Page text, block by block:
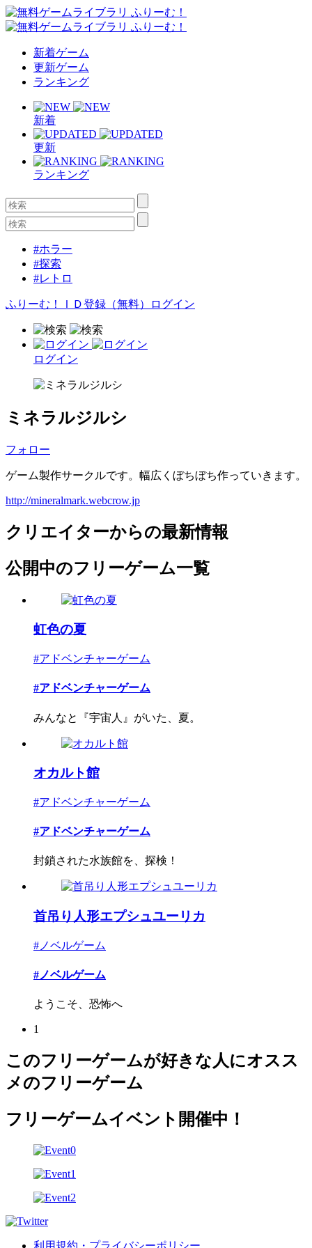
新着ゲーム
更新ゲーム
ランキング
新着
更新
ランキング
#ホラー
#探索
#レトロ
ふりーむ！ＩＤ登録（無料） ログイン
ログイン
ミネラルジルシ
フォロー
ゲーム製作サークルです。幅広くぼちぼち作っていきます。
http://mineralmark.webcrow.jp
クリエイターからの最新情報
公開中のフリーゲーム一覧
虹色の夏
#アドベンチャーゲーム
#アドベンチャーゲーム
みんなと『宇宙人』がいた、夏。
オカルト館
#アドベンチャーゲーム
#アドベンチャーゲーム
封鎖された水族館を、探検！
首吊り人形エプシュユーリカ
#ノベルゲーム
#ノベルゲーム
ようこそ、恐怖へ
1
このフリーゲームが好きな人にオスス
メのフリーゲーム
フリーゲームイベント開催中！